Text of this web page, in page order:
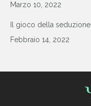
Marzo 10, 2022
Il gioco della seduzione
Febbraio 14, 2022